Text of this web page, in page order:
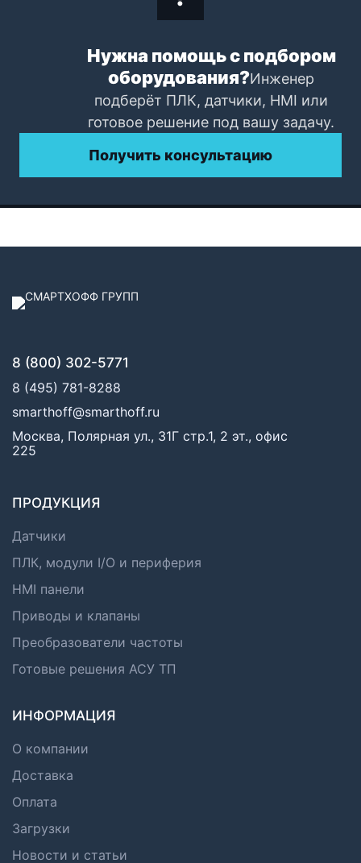
Нужна помощь с подбором
оборудования?Инженер
подберёт ПЛК, датчики, HMI или
готовое решение под вашу задачу.
Получить консультацию
8 (800) 302-5771
8 (495) 781-8288
smarthoff@smarthoff.ru
Москва, Полярная ул., 31Г стр.1, 2 эт., офис
225
ПРОДУКЦИЯ
Датчики
ПЛК, модули I/O и периферия
HMI панели
Приводы и клапаны
Преобразователи частоты
Готовые решения АСУ ТП
ИНФОРМАЦИЯ
О компании
Доставка
Оплата
Загрузки
Новости и статьи